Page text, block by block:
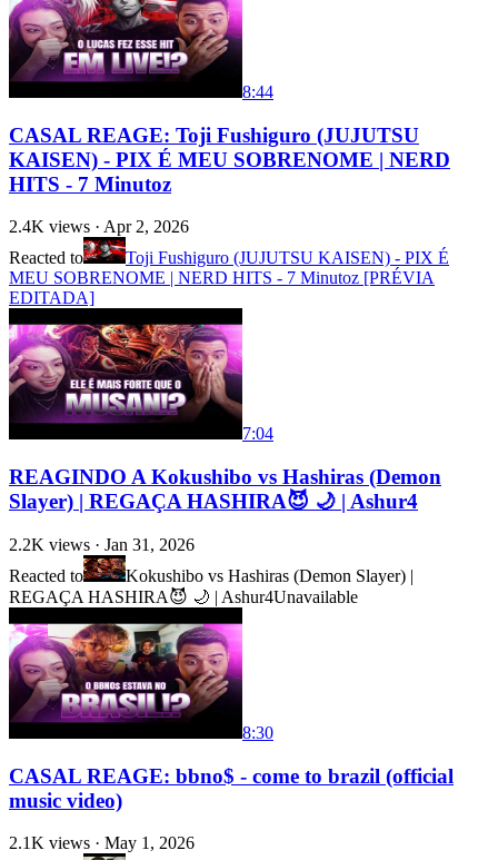
8:44
CASAL REAGE: Toji Fushiguro (JUJUTSU
KAISEN) - PIX É MEU SOBRENOME | NERD
HITS - 7 Minutoz
2.4K views · Apr 2, 2026
Reacted to
Toji Fushiguro (JUJUTSU KAISEN) - PIX É
MEU SOBRENOME | NERD HITS - 7 Minutoz [PRÉVIA
EDITADA]
7:04
REAGINDO A Kokushibo vs Hashiras (Demon
Slayer) | REGAÇA HASHIRA😈 🌙 | Ashur4
2.2K views · Jan 31, 2026
Reacted to
Kokushibo vs Hashiras (Demon Slayer) |
REGAÇA HASHIRA😈 🌙 | Ashur4Unavailable
8:30
CASAL REAGE: bbno$ - come to brazil (official
music video)
2.1K views · May 1, 2026